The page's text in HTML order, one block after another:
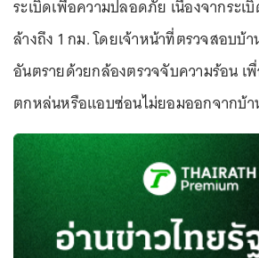
ระเบิดเพื่อความปลอดภัย เนื่องจากระเ
ล้างถึง 1 กม. โดยเจ้าหน้าที่ตรวจสอบบ้
อันตรายด้วยกล้องตรวจจับความร้อน เ
ตกหล่นหรือแอบซ่อนไม่ยอมออกจากบ้า